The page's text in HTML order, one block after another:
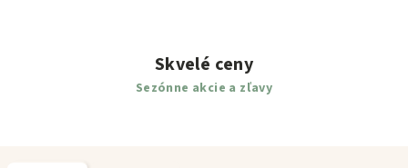
Skvelé ceny
Sezónne akcie a zľavy